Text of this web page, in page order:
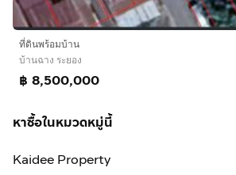
ที่ดินพร้อมบ้าน
บ้านฉาง ระยอง
฿ 8,500,000
หาซื้อในหมวดหมู่นี้
Kaidee Property